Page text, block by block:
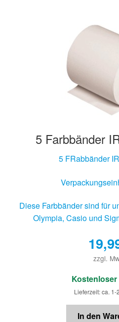
5 Farbbänder
5 FRabbänder
Diese Farbbänder sind für
Olympia, Casio und
zzgl.
Kostenloser
Lieferzeit: ca. 1-
In den